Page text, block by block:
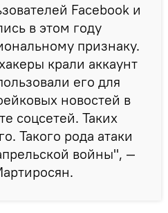
Facebook и
в этом году
признаку.
крали аккаунт
его для
новостей в
соцсетей. Таких
Такого рода атаки
войны", —